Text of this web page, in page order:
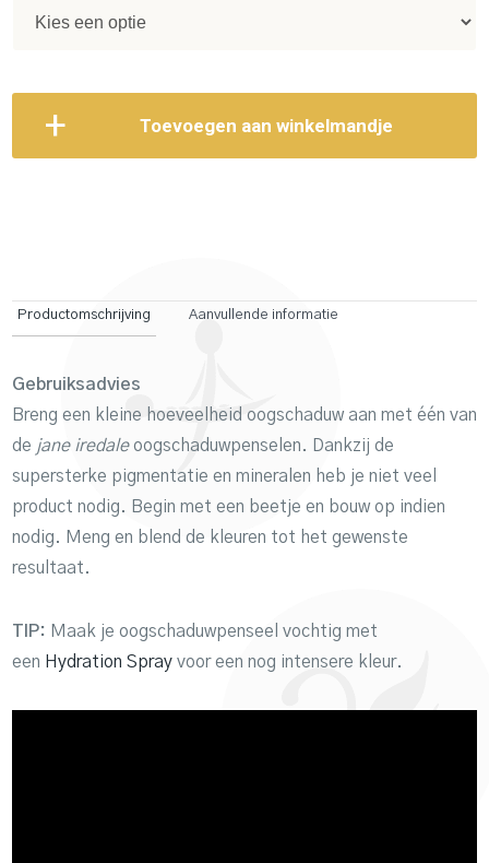
Toevoegen aan winkelmandje
Productomschrijving Aanvullende informatie
Gebruiksadvies
Breng een kleine hoeveelheid oogschaduw aan met één van
de jane iredaleoogschaduwpenselen. Dankzij de
supersterke pigmentatie en mineralen heb je niet veel
product nodig. Begin met een beetje en bouw op indien
nodig. Meng en blend de kleuren tot het gewenste
resultaat.
TIP: Maak je oogschaduwpenseel vochtig met
een Hydration Spray voor een nog intensere kleur.